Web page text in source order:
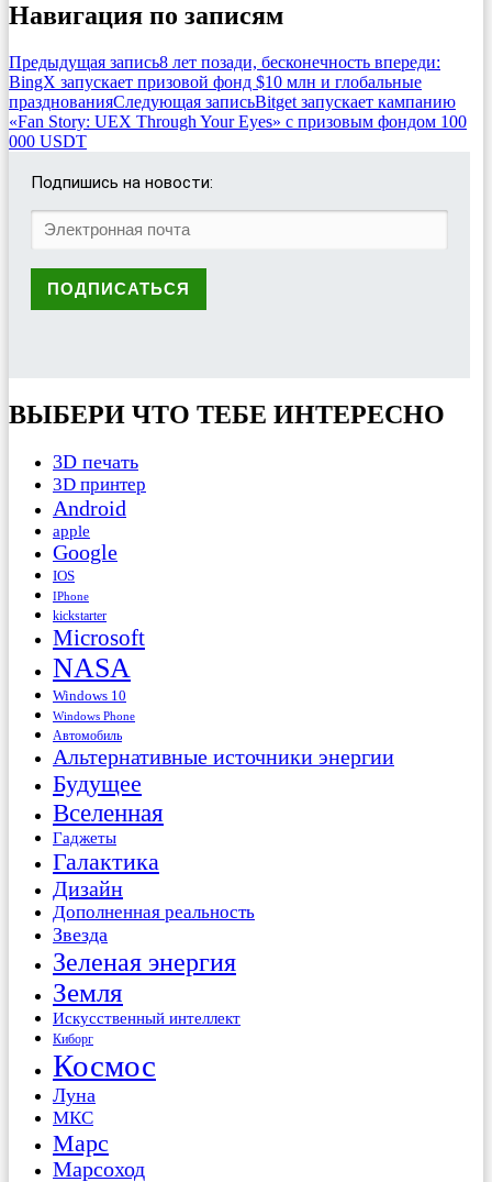
Навигация по записям
Предыдущая запись8 лет позади, бесконечность впереди:
BingX запускает призовой фонд $10 млн и глобальные
празднованияСледующая записьBitget запускает кампанию
«Fan Story: UEX Through Your Eyes» с призовым фондом 100
000 USDT
Подпишись на новости:
ВЫБЕРИ ЧТО ТЕБЕ ИНТЕРЕСНО
3D печать
3D принтер
Android
apple
Google
IOS
IPhone
kickstarter
Microsoft
NASA
Windows 10
Windows Phone
Автомобиль
Альтернативные источники энергии
Будущее
Вселенная
Гаджеты
Галактика
Дизайн
Дополненная реальность
Звезда
Зеленая энергия
Земля
Искусственный интеллект
Киборг
Космос
Луна
МКС
Марс
Марсоход